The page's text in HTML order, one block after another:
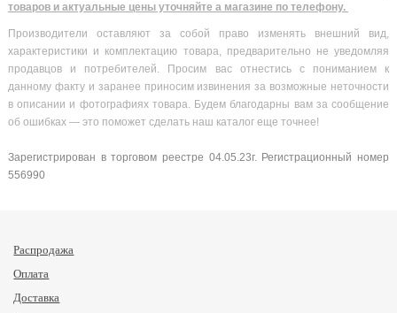
товаров и актуальные цены уточняйте а магазине по телефону.
Производители оставляют за собой право изменять внешний вид,
характеристики и комплектацию товара, предварительно не уведомляя
продавцов и потребителей. Просим вас отнестись с пониманием к
данному факту и заранее приносим извинения за возможные неточности
в описании и фотографиях товара. Будем благодарны вам за сообщение
об ошибках — это поможет сделать наш каталог еще точнее!
Зарегистрирован в торговом реестре 04.05.23г. Регистрационный номер
556990
Распродажа
Оплата
Доставка